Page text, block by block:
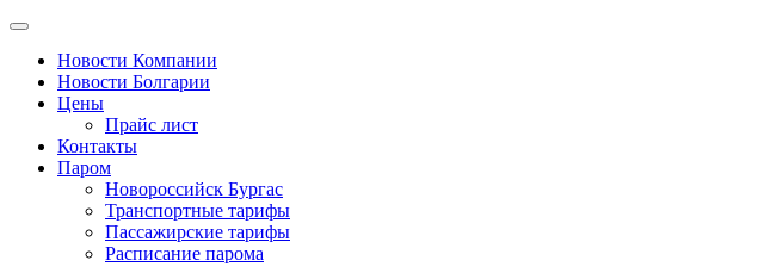
Новости Компании
Новости Болгарии
Цены
Прайс лист
Контакты
Паром
Новороссийск Бургас
Транспортные тарифы
Пассажирские тарифы
Расписание парома